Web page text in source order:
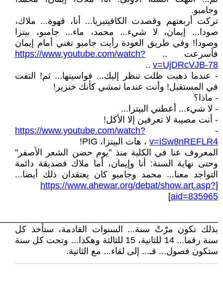
وجامبو.
تركت أربعتهم وقصدت الكافيتيريا... أنا، قهوة... ملاك،
صودا... إيمان، لا شيء... محمد، ماء... جامبو، بيتزا
وصودا! وفي طريق العودة رأيت جامبو تغني أمام إيمان
فأسرعت .. https://www.youtube.com/watch?
v=UjDRcVJB-78
..
- عندما ذهبت ظلت تنظر إليك... فواسيتها... ثم! التفت
في المستقبل! وأنت عندما تمشي كأنك خنزير!
- ماذا؟
- لا شيء... أعطني البيتزا...
- أنت مصيبة لا تعرفين إلا الأكل!
-
https://www.youtube.com/watch?
v=iSw8nREFLR4 ، هات البيتزا، PIG!
المعروف عنا في الكلية منذ "يوم حضن الشعر الأصفر"
وحتى نهاية السنة: أنا وإيمان، أما ملاك فصديقة دائمة
التواجد معنا... محمد وجامبو كان يعتقدان ذلك أيضا...
[
https://www.ahewar.org/debat/show.art.asp?
aid=835965
]
بذلك تكون مرّتْ سنة... السنوات القادمة، ستأخذ كل
سنة رقما... 14 للثانية، 15 للثالثة وهكذا... وتحت كل سنة
ستكون فصول... فـ... إلى لقاء... مع الثانية.